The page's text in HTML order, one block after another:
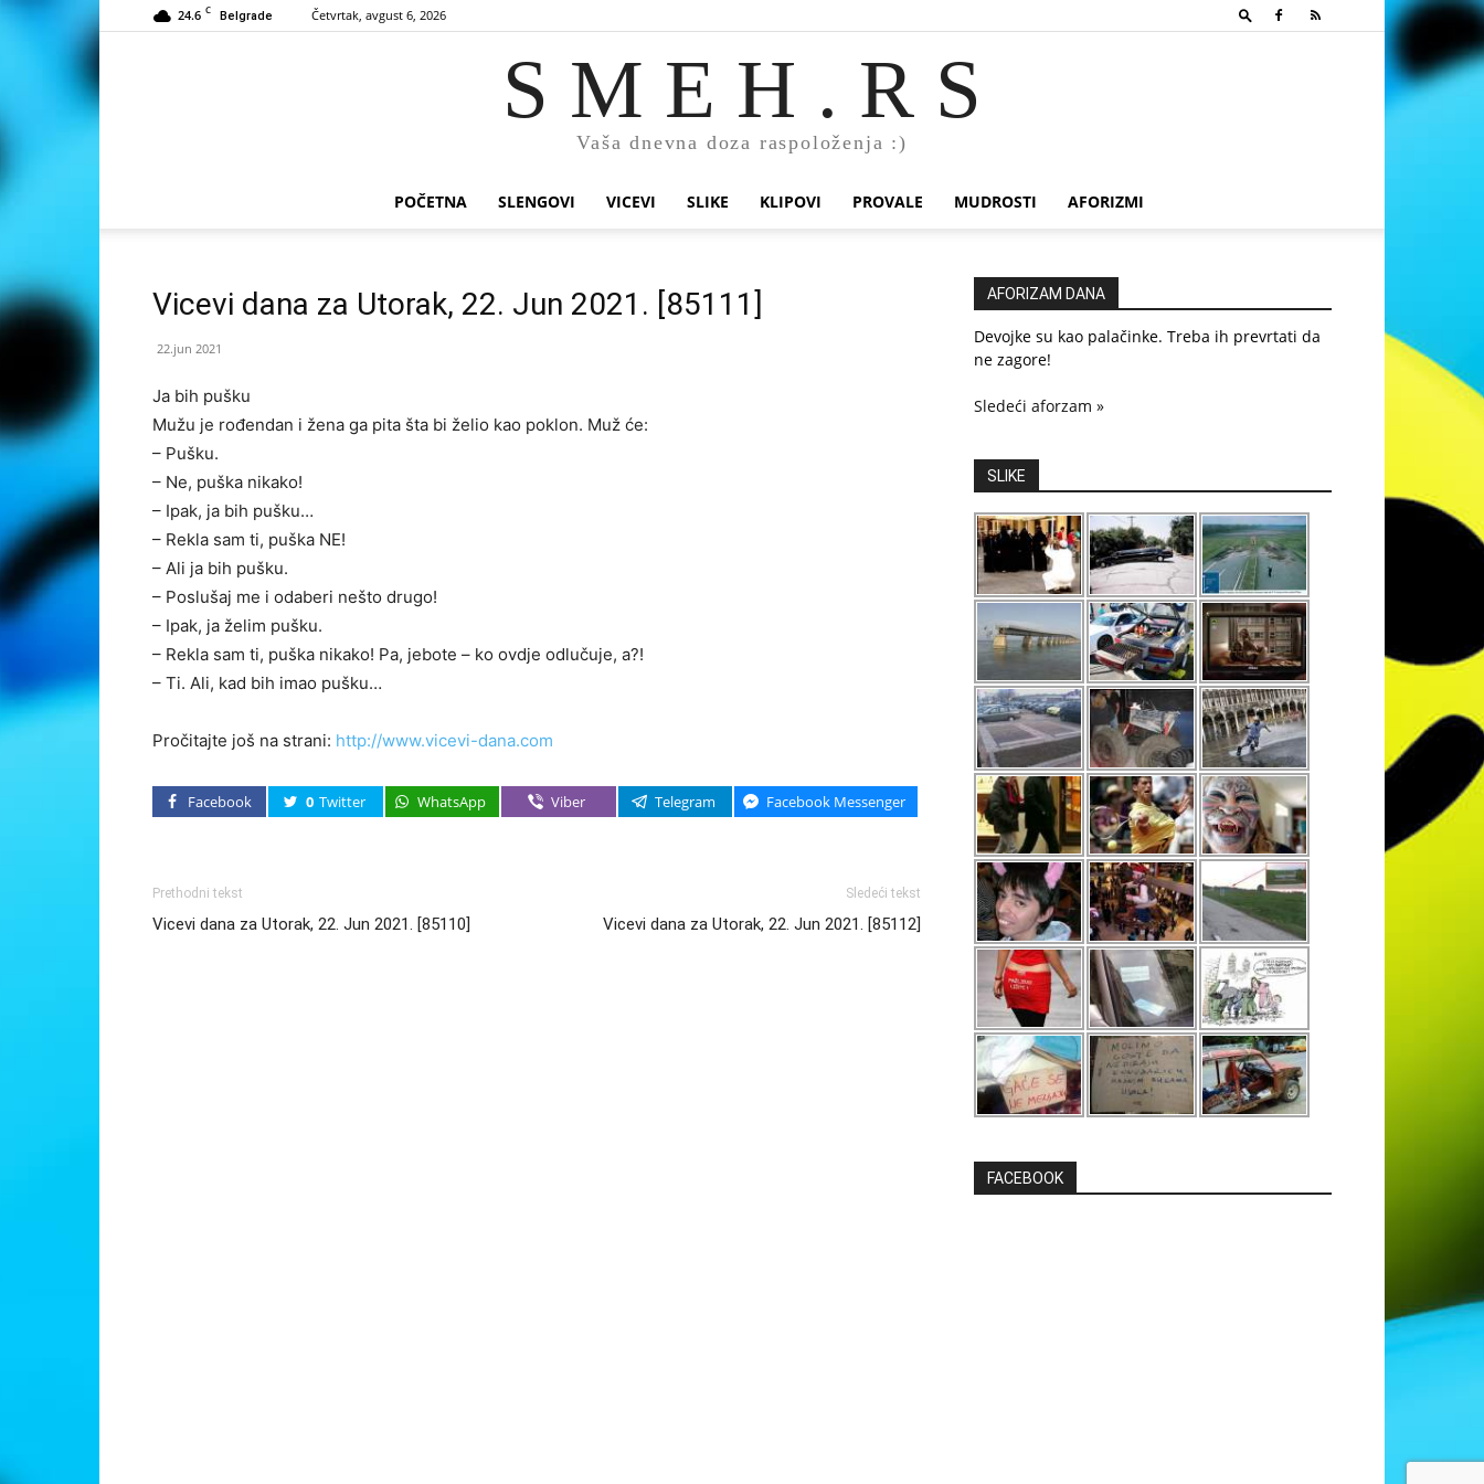
24.6 C Belgrade Četvrtak, avgust 6, 2026
S M E H . R S
Vaša dnevna doza raspoloženja :)
POČETNA SLENGOVI VICEVI SLIKE KLIPOVI PROVALE MUDROSTI AFORIZMI
Vicevi dana za Utorak, 22. Jun 2021. [85111]
22.jun 2021
Ja bih pušku
Mužu je rođendan i žena ga pita šta bi želio kao poklon. Muž će:
– Pušku.
– Ne, puška nikako!
– Ipak, ja bih pušku…
– Rekla sam ti, puška NE!
– Ali ja bih pušku.
– Poslušaj me i odaberi nešto drugo!
– Ipak, ja želim pušku.
– Rekla sam ti, puška nikako! Pa, jebote – ko ovdje odlučuje, a?!
– Ti. Ali, kad bih imao pušku…
Pročitajte još na strani: http://www.vicevi-dana.com
Facebook 0 Twitter WhatsApp Viber Telegram Facebook Messenger
Prethodni tekst
Vicevi dana za Utorak, 22. Jun 2021. [85110]
Sledeći tekst
Vicevi dana za Utorak, 22. Jun 2021. [85112]
AFORIZAM DANA
Devojke su kao palačinke. Treba ih prevrtati da
ne zagore!
Sledeći aforzam »
SLIKE
FACEBOOK